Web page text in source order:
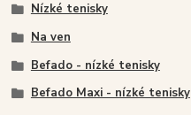
Nízké tenisky
Na ven
Befado - nízké tenisky
Befado Maxi - nízké tenisky